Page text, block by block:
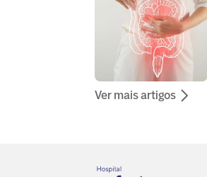
Ver mais artigos